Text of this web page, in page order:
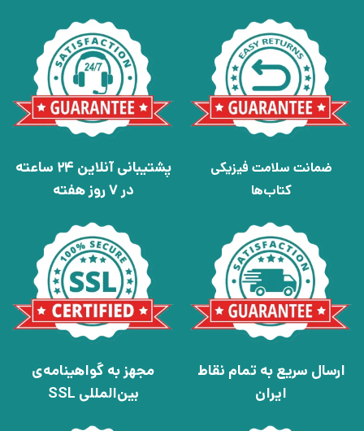
ضمانت سلامت فیزیکی
کتاب‌ها
پشتیبانی آنلاین 24 ساعته
در 7 روز هفته
ارسال سریع به تمام نقاط
ایران
مجهز به گواهینامه‌ی
بین‌المللی SSL